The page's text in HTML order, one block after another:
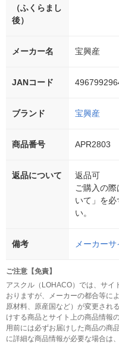
（ふくらまし
後）
メーカー名 宝興産
JANコード
ブランド 宝興産
商品番号 APR2803
返品について
返品可
ご購入の
いて」を必
い。
備考 メーカー
ご注意【免責】
アスクル（LOHACO）では、サイ
おりますが、メーカーの都合等に
原材料、原産国など）が変更され
けする商品とサイト上の商品情報
用前には必ずお届けした商品の商
に詳細な商品情報が必要な場合は